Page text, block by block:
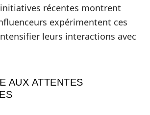
initiatives récentes montrent
expérimentent ces
leurs interactions avec
AUX ATTENTES